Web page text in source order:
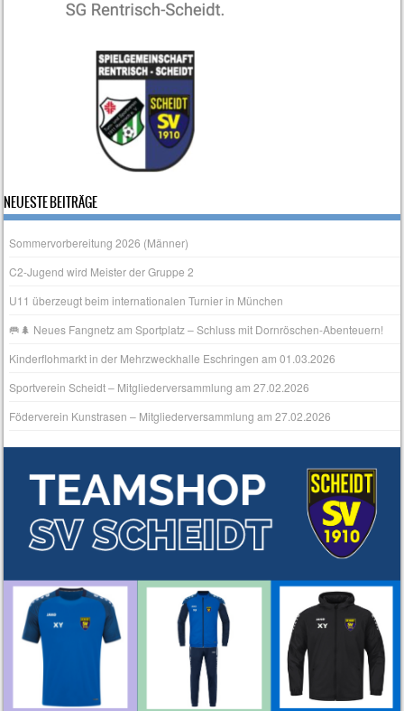
NEUESTE BEITRÄGE
Sommervorbereitung 2026 (Männer)
C2-Jugend wird Meister der Gruppe 2
U11 überzeugt beim internationalen Turnier in München
🥅🌲 Neues Fangnetz am Sportplatz – Schluss mit Dornröschen‑Abenteuern!
Kinderflohmarkt in der Mehrzweckhalle Eschringen am 01.03.2026
Sportverein Scheidt – Mitgliederversammlung am 27.02.2026
Föderverein Kunstrasen – Mitgliederversammlung am 27.02.2026